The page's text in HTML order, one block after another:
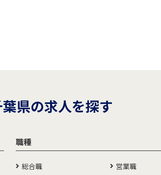
県の求人を探す
職種
総合職 営業職